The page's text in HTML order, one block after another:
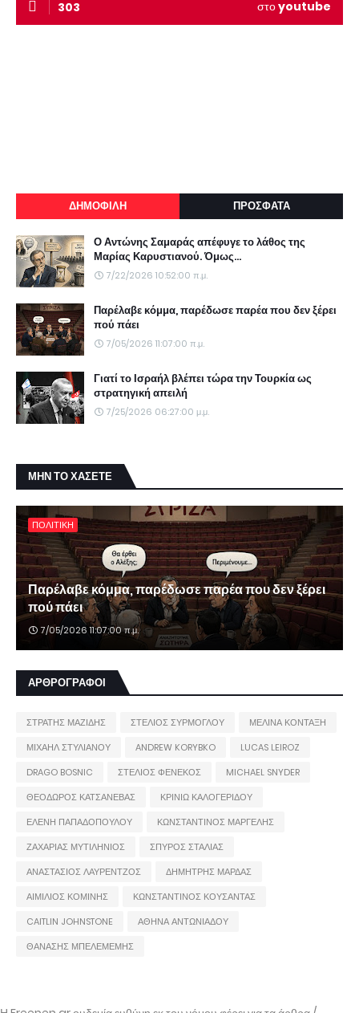
303 στοyoutube
ΔΗΜΟΦΙΛΗ ΠΡΟΣΦΑΤΑ
Ο Αντώνης Σαμαράς απέφυγε το λάθος της
Μαρίας Καρυστιανού. Όμως...
7/22/2026 10:52:00 π.μ.
Παρέλαβε κόμμα, παρέδωσε παρέα που δεν ξέρει
πού πάει
7/05/2026 11:07:00 π.μ.
Γιατί το Ισραήλ βλέπει τώρα την Τουρκία ως
στρατηγική απειλή
7/25/2026 06:27:00 μ.μ.
ΜΗΝ ΤΟ ΧΑΣΕΤΕ
ΠΟΛΙΤΙΚΗ
Παρέλαβε κόμμα, παρέδωσε παρέα που δεν ξέρει
πού πάει
7/05/2026 11:07:00 π.μ.
ΑΡΘΡΟΓΡΑΦΟΙ
ΣΤΡΑΤΗΣ ΜΑΖΙΔΗΣ ΣΤΕΛΙΟΣ ΣΥΡΜΟΓΛΟΥ
ΜΕΛΙΝΑ ΚΟΝΤΑΞΗ
ΜΙΧΑΗΛ ΣΤΥΛΙΑΝΟΥ
ANDREW KORYBKO
LUCAS LEIROZ
DRAGO BOSNIC
ΣΤΕΛΙΟΣ ΦΕΝΕΚΟΣ
MICHAEL SNYDER
ΘΕΟΔΩΡΟΣ ΚΑΤΣΑΝΕΒΑΣ
ΚΡΙΝΙΩ ΚΑΛΟΓΕΡΙΔΟΥ
ΕΛΕΝΗ ΠΑΠΑΔΟΠΟΥΛΟΥ
ΚΩΝΣΤΑΝΤΙΝΟΣ ΜΑΡΓΕΛΗΣ
ΖΑΧΑΡΙΑΣ ΜΥΤΙΛΗΝΙΟΣ
ΣΠΥΡΟΣ ΣΤΑΛΙΑΣ
ΑΝΑΣΤΑΣΙΟΣ ΛΑΥΡΕΝΤΖΟΣ
ΔΗΜΗΤΡΗΣ ΜΑΡΔΑΣ
ΑΙΜΙΛΙΟΣ ΚΟΜΙΝΗΣ
ΚΩΝΣΤΑΝΤΙΝΟΣ ΚΟΥΣΑΝΤΑΣ
CAITLIN JOHNSTONE
ΑΘΗΝΑ ΑΝΤΩΝΙΑΔΟΥ
ΘΑΝΑΣΗΣ ΜΠΕΛΕΜΕΜΗΣ